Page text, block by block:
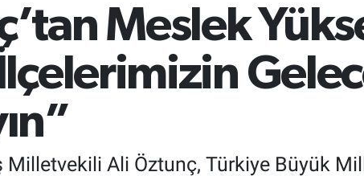
Meslek
Ali Öztunç, Türkiye Büyük